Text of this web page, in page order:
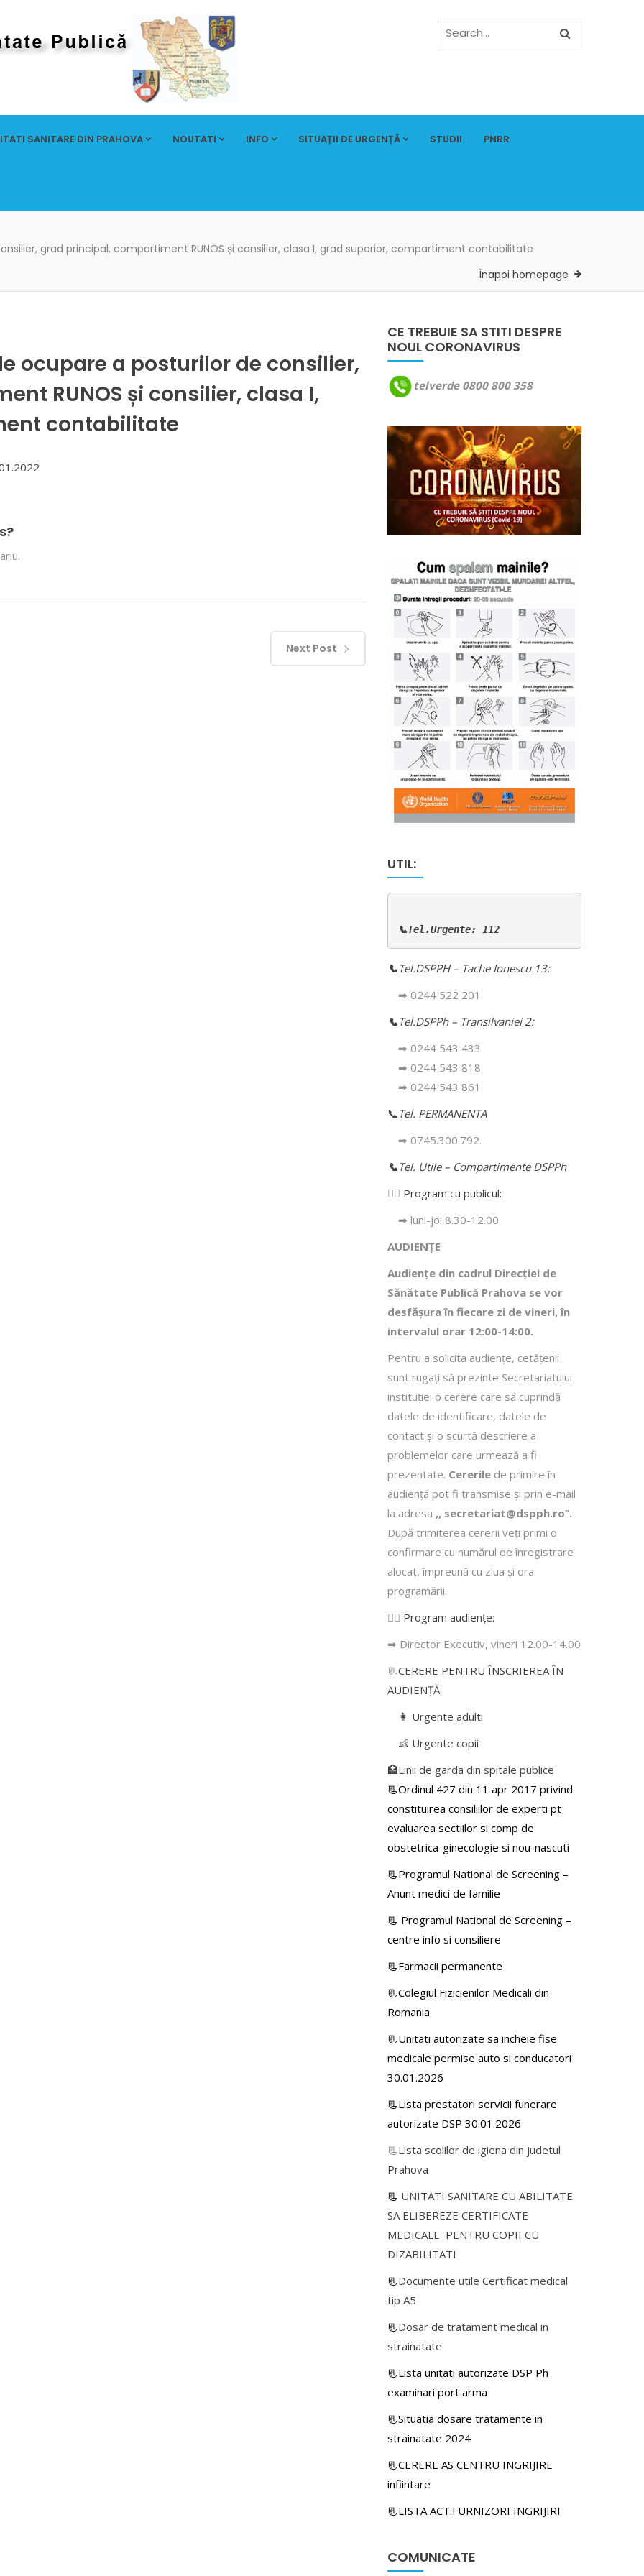
SANITARE DIN PRAHOVA NOUTATI INFO SITUAȚII DE URGENȚĂ STUDII PNRR
grad principal, compartiment RUNOS și consilier, clasa I, grad superior, compartiment contabilitate
Înapoi homepage
ocupare a posturilor de consilier,
RUNOS și consilier, clasa I,
contabilitate
Next Post
CE TREBUIE SA STITI DESPRE
NOUL CORONAVIRUS
telverde 0800 800 358
UTIL:
📞Tel.Urgente: 112
📞Tel.DSPPH – Tache Ionescu 13:
➡ 0244 522 201
📞Tel.DSPPh – Transilvaniei 2:
➡ 0244 543 433
➡ 0244 543 818
➡ 0244 543 861
📞 Tel. PERMANENTA
➡ 0745.300.792.
📞Tel. Utile – Compartimente DSPPh
👩‍⚕️ Program cu publicul:
➡ luni-joi 8.30-12.00
AUDIENȚE
Audiențe din cadrul Direcţiei de
Sănătate Publică Prahova se vor
desfăşura în fiecare zi de vineri, în
intervalul orar 12:00-14:00.
Pentru a solicita audienţe, cetăţenii
sunt rugaţi să prezinte Secretariatului
instituției o cerere care să cuprindă
datele de identificare, datele de
contact şi o scurtă descriere a
problemelor care urmează a fi
prezentate. Cererile de primire în
audienţă pot fi transmise şi prin e-mail
la adresa ,, secretariat@dspph.ro’’.
După trimiterea cererii veţi primi o
confirmare cu numărul de înregistrare
alocat, împreună cu ziua şi ora
programării.
👩‍⚕️ Program audiențe:
➡ Director Executiv, vineri 12.00-14.00
📃CERERE PENTRU ÎNSCRIEREA ÎN
AUDIENŢĂ
👩 Urgente adulti
👶 Urgente copii
🏥Linii de garda din spitale publice
📃Ordinul 427 din 11 apr 2017 privind
constituirea consiliilor de experti pt
evaluarea sectiilor si comp de
obstetrica-ginecologie si nou-nascuti
📃Programul National de Screening –
Anunt medici de familie
📃 Programul National de Screening –
centre info si consiliere
📃Farmacii permanente
📃Colegiul Fizicienilor Medicali din
Romania
📃Unitati autorizate sa incheie fise
medicale permise auto si conducatori
30.01.2026
📃Lista prestatori servicii funerare
autorizate DSP 30.01.2026
📃Lista scolilor de igiena din judetul
Prahova
📃 UNITATI SANITARE CU ABILITATE
SA ELIBEREZE CERTIFICATE
MEDICALE PENTRU COPII CU
DIZABILITATI
📃Documente utile Certificat medical
tip A5
📃Dosar de tratament medical in
strainatate
📃Lista unitati autorizate DSP Ph
examinari port arma
📃Situatia dosare tratamente in
strainatate 2024
📃CERERE AS CENTRU INGRIJIRE
infiintare
📃LISTA ACT.FURNIZORI INGRIJIRI
COMUNICATE